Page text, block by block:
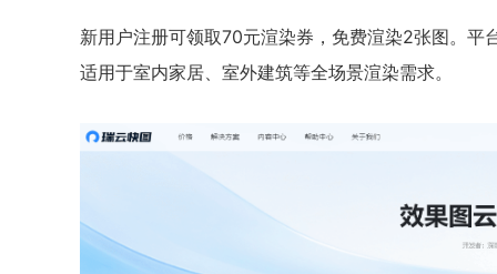
新用户注册可领取70元渲染券，免费渲染2张图。
适用于室内家居、室外建筑等全场景渲染需求。